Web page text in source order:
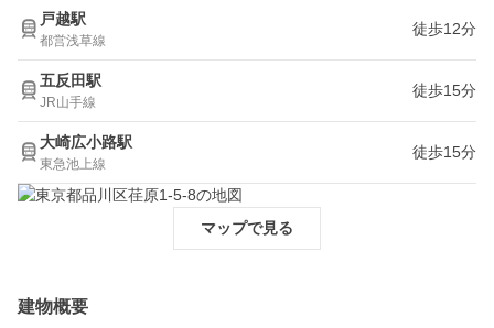
戸越駅
都営浅草線
徒歩12分
五反田駅
JR山手線
徒歩15分
大崎広小路駅
東急池上線
徒歩15分
マップで見る
建物概要